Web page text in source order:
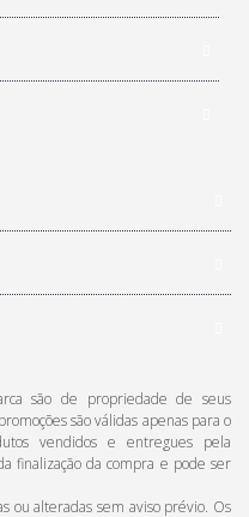
são de propriedade de seus
são válidas apenas para o
vendidos e entregues pela
finalização da compra e pode ser
ou alteradas sem aviso prévio. Os